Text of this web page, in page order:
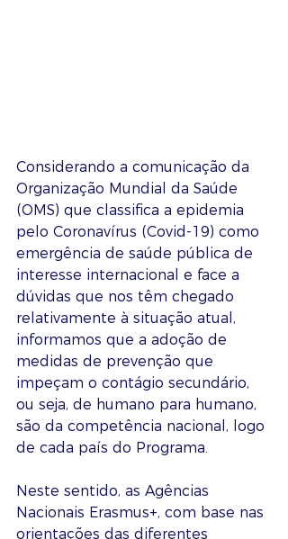
Considerando a comunicação da
Organização Mundial da Saúde
(OMS) que classifica a epidemia
pelo Coronavírus (Covid-19) como
emergência de saúde pública de
interesse internacional e face a
dúvidas que nos têm chegado
relativamente à situação atual,
informamos que a adoção de
medidas de prevenção que
impeçam o contágio secundário,
ou seja, de humano para humano,
são da competência nacional, logo
de cada país do Programa.
Neste sentido, as Agências
Nacionais Erasmus+, com base nas
orientações das diferentes